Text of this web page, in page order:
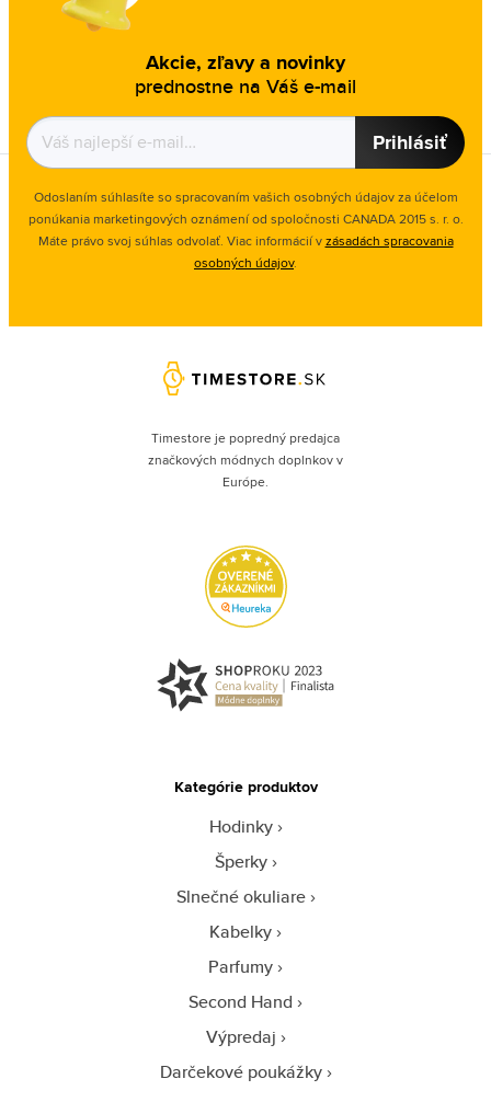
Akcie, zľavy a novinky
prednostne na Váš e-mail
Prihlásiť
Odoslaním súhlasíte so spracovaním vašich osobných údajov za účelom
ponúkania marketingových oznámení od spoločnosti CANADA 2015 s. r. o.
Máte právo svoj súhlas odvolať. Viac informácií vzásadách spracovania
osobných údajov.
Timestore je popredný predajca
značkových módnych doplnkov v
Európe.
Kategórie produktov
Hodinky
Šperky
Slnečné okuliare
Kabelky
Parfumy
Second Hand
Výpredaj
Darčekové poukážky